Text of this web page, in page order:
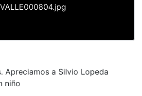
VALLE000804.jpg
Apreciamos a Silvio Lopeda
niño